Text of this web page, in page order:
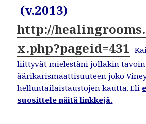
(v.2013)
http://
x.php?pageid=431
liittyvät mielestäni jollakin tavoin
äärikarismaattisuuteen joko
helluntailaistaustojen kautta. Eli
suosittele näitä linkkejä.